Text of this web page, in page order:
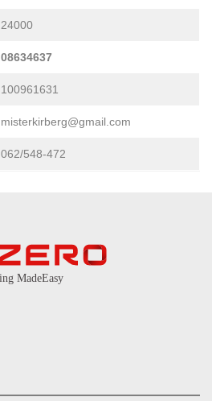
24000
08634637
100961631
misterkirberg@gmail.com
062/548-472